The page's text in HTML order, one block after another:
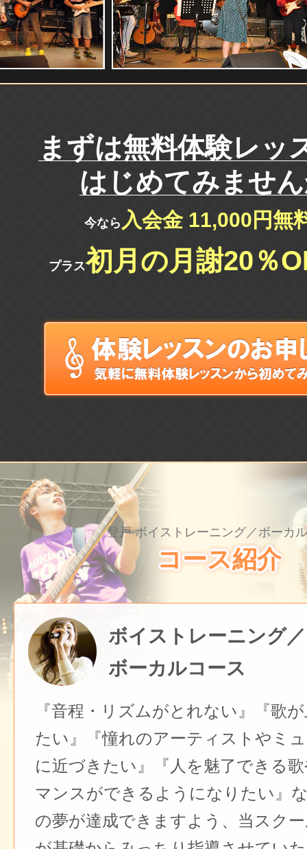
まずは無料体験レッ
はじめてみませ
今なら 入会金 11,000円無
プラス初月の月謝20％
登戸 ボイストレーニング／ボーカ
コース紹介
ボイストレーニング／
ボーカルコース
『音程・リズムがとれない』『歌
たい』『憧れのアーティストやミ
に近づきたい』『人を魅了できる
マンスができるようになりたい』
の夢が達成できますよう、当スク